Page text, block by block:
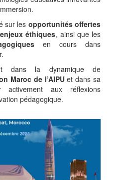
sur les opportunités offertes
éthiques, ainsi que les
en cours dans
dans la dynamique de
Maroc de l’AIPUet dans sa
activement aux réflexions
pédagogique.